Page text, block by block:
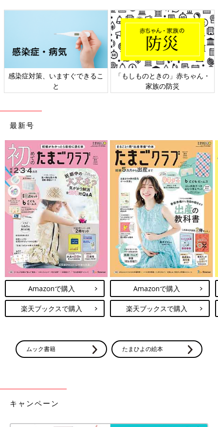
感染症対策、いますぐできるこ
と
「もしものときの」赤ちゃん・
家族の防災
最新号
Amazonで購入
楽天ブックスで購入
Amazonで購入
楽天ブックスで購入
ムック書籍 たまひよの絵本
キャンペーン